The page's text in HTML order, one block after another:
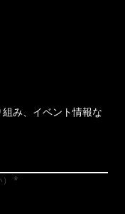
み、イベント情報な